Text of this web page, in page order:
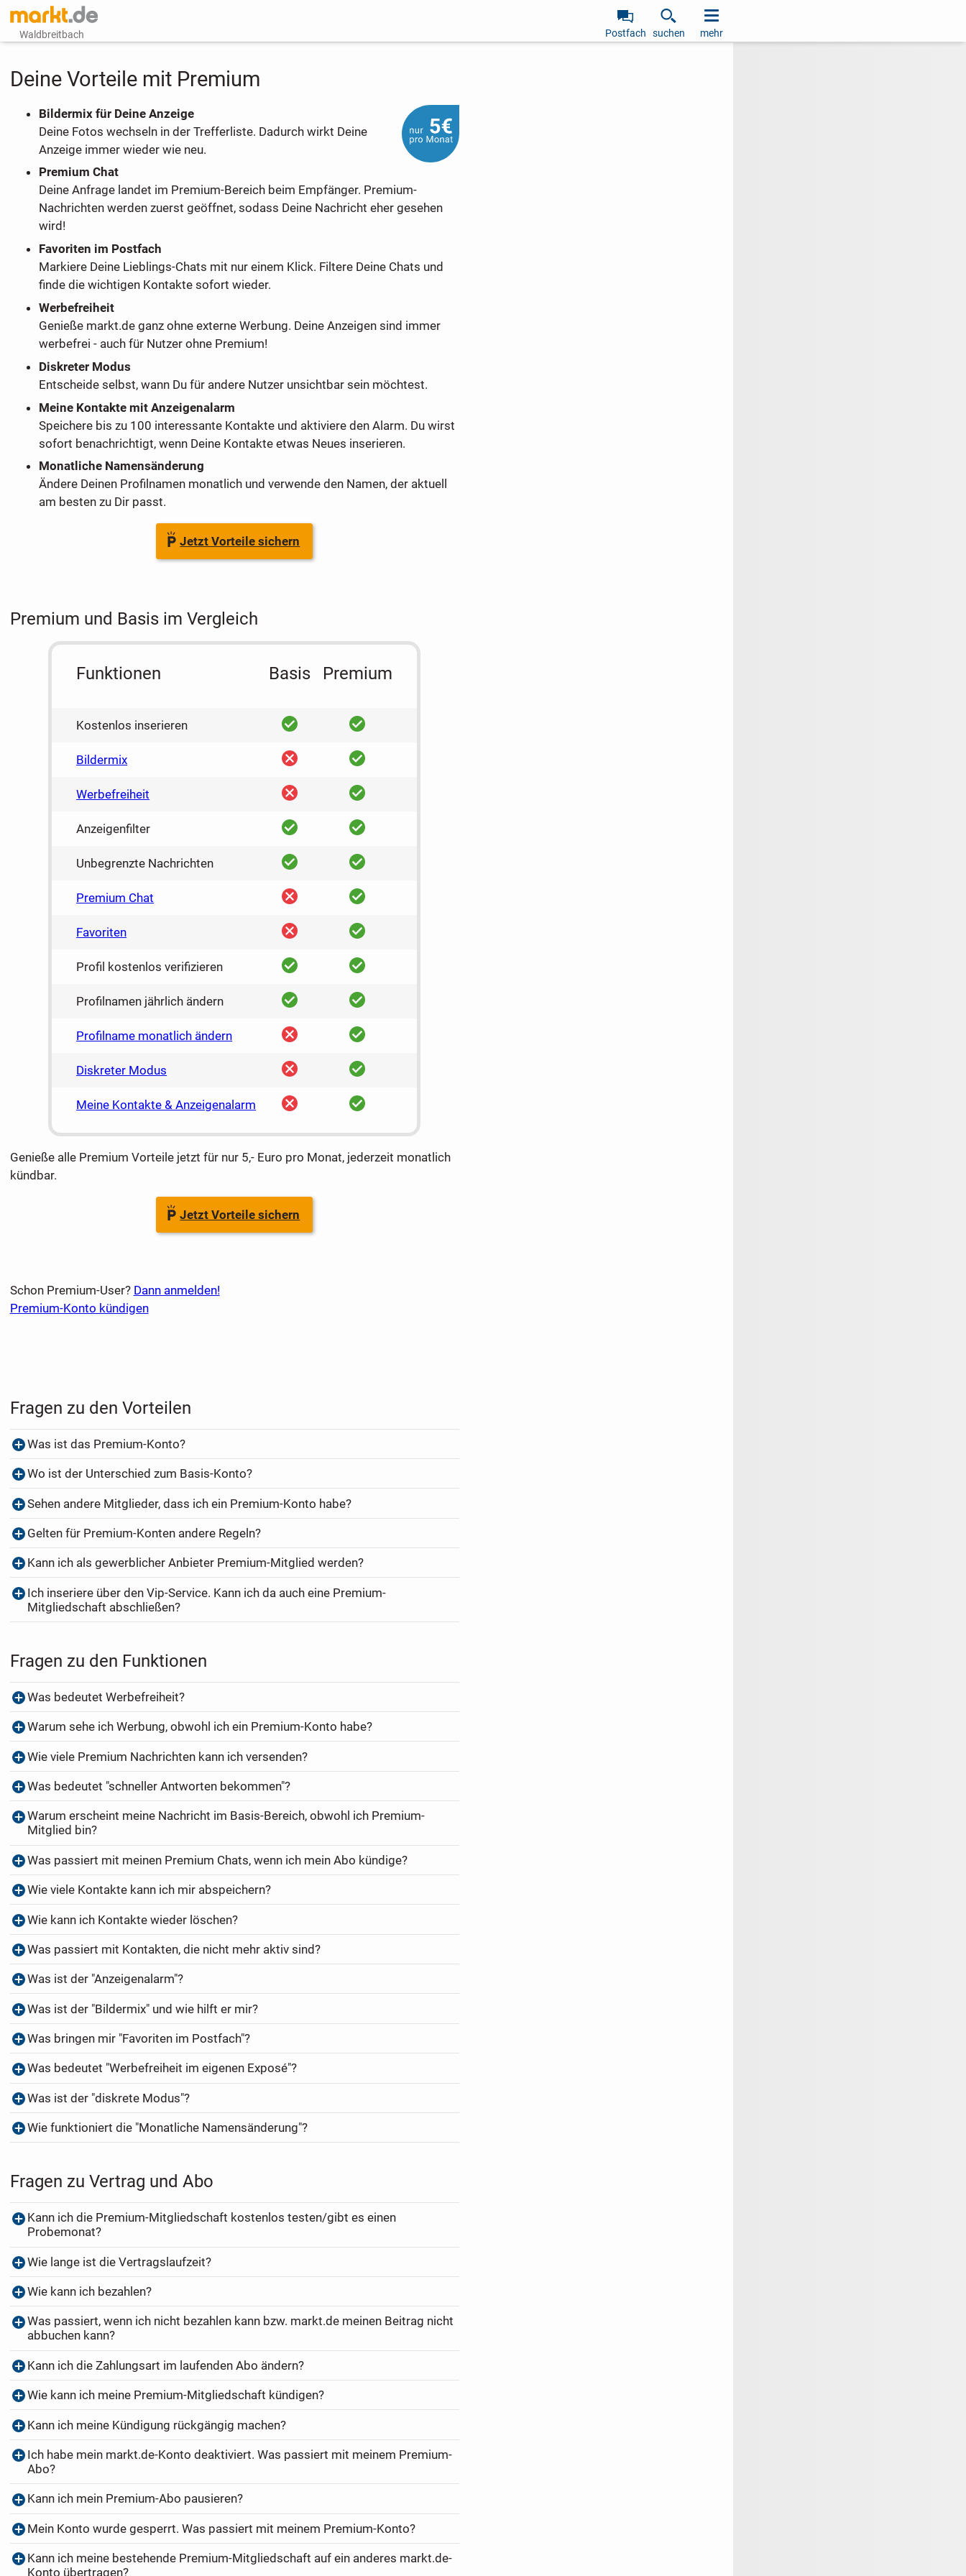
Waldbreitbach Postfach suchen mehr
Deine Vorteile mit Premium
Bildermix für Deine Anzeige
Deine Fotos wechseln in der Trefferliste. Dadurch wirkt Deine
Anzeige immer wieder wie neu.
Premium Chat
Deine Anfrage landet im Premium-Bereich beim Empfänger. Premium-
Nachrichten werden zuerst geöffnet, sodass Deine Nachricht eher gesehen
wird!
Favoriten im Postfach
Markiere Deine Lieblings-Chats mit nur einem Klick. Filtere Deine Chats und
finde die wichtigen Kontakte sofort wieder.
Werbefreiheit
Genieße markt.de ganz ohne externe Werbung. Deine Anzeigen sind immer
werbefrei - auch für Nutzer ohne Premium!
Diskreter Modus
Entscheide selbst, wann Du für andere Nutzer unsichtbar sein möchtest.
Meine Kontakte mit Anzeigenalarm
Speichere bis zu 100 interessante Kontakte und aktiviere den Alarm. Du wirst
sofort benachrichtigt, wenn Deine Kontakte etwas Neues inserieren.
Monatliche Namensänderung
Ändere Deinen Profilnamen monatlich und verwende den Namen, der aktuell
am besten zu Dir passt.
Jetzt Vorteile sichern
Premium und Basis im Vergleich
Funktionen Basis Premium
Kostenlos inserieren ja ja
Bildermix nein ja
Werbefreiheit nein ja
Anzeigenfilter ja ja
Unbegrenzte Nachrichten ja ja
Premium Chat nein ja
Favoriten nein ja
Profil kostenlos verifizieren ja ja
Profilnamen jährlich ändern ja ja
Profilname monatlich ändern nein ja
Diskreter Modus nein ja
Meine Kontakte & Anzeigenalarm nein ja
Genieße alle Premium Vorteile jetzt für nur 5,- Euro pro Monat, jederzeit monatlich
kündbar.
Jetzt Vorteile sichern
Schon Premium-User? Dann anmelden!
Premium-Konto kündigen
Fragen zu den Vorteilen
Was ist das Premium-Konto?
Wo ist der Unterschied zum Basis-Konto?
Sehen andere Mitglieder, dass ich ein Premium-Konto habe?
Gelten für Premium-Konten andere Regeln?
Kann ich als gewerblicher Anbieter Premium-Mitglied werden?
Ich inseriere über den Vip-Service. Kann ich da auch eine Premium-
Mitgliedschaft abschließen?
Fragen zu den Funktionen
Was bedeutet Werbefreiheit?
Warum sehe ich Werbung, obwohl ich ein Premium-Konto habe?
Wie viele Premium Nachrichten kann ich versenden?
Was bedeutet "schneller Antworten bekommen"?
Warum erscheint meine Nachricht im Basis-Bereich, obwohl ich Premium-
Mitglied bin?
Was passiert mit meinen Premium Chats, wenn ich mein Abo kündige?
Wie viele Kontakte kann ich mir abspeichern?
Wie kann ich Kontakte wieder löschen?
Was passiert mit Kontakten, die nicht mehr aktiv sind?
Was ist der "Anzeigenalarm"?
Was ist der "Bildermix" und wie hilft er mir?
Was bringen mir "Favoriten im Postfach"?
Was bedeutet "Werbefreiheit im eigenen Exposé"?
Was ist der "diskrete Modus"?
Wie funktioniert die "Monatliche Namensänderung"?
Fragen zu Vertrag und Abo
Kann ich die Premium-Mitgliedschaft kostenlos testen/gibt es einen
Probemonat?
Wie lange ist die Vertragslaufzeit?
Wie kann ich bezahlen?
Was passiert, wenn ich nicht bezahlen kann bzw. markt.de meinen Beitrag nicht
abbuchen kann?
Kann ich die Zahlungsart im laufenden Abo ändern?
Wie kann ich meine Premium-Mitgliedschaft kündigen?
Kann ich meine Kündigung rückgängig machen?
Ich habe mein markt.de-Konto deaktiviert. Was passiert mit meinem Premium-
Abo?
Kann ich mein Premium-Abo pausieren?
Mein Konto wurde gesperrt. Was passiert mit meinem Premium-Konto?
Kann ich meine bestehende Premium-Mitgliedschaft auf ein anderes markt.de-
Konto übertragen?